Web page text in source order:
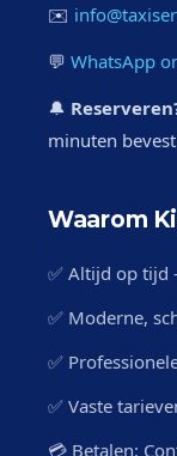
✉️
💬 WhatsApp
🔔
minuten
Waarom
✅ Altijd op tijd
✅ Moderne,
✅
✅ Vaste
💳 Betalen: